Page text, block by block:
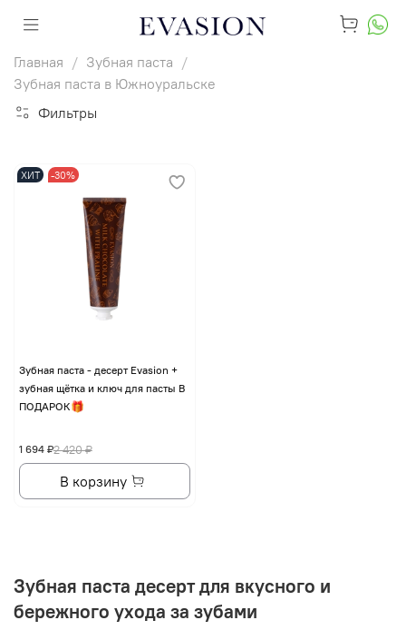
Главная
Зубная паста
Зубная паста в Южноуральске
Фильтры
ХИТ -30%
Зубная паста - десерт Evasion +
зубная щётка и ключ для пасты В
ПОДАРОК🎁
2 420 ₽
1 694 ₽
В корзину
Зубная паста десерт для вкусного и
бережного ухода за зубами